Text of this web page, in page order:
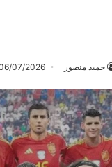
حميد منصور 07/2026